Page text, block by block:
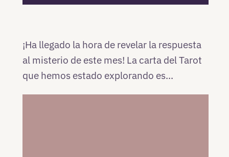
¡Ha llegado la hora de revelar la respuesta
al misterio de este mes! La carta del Tarot
que hemos estado explorando es...